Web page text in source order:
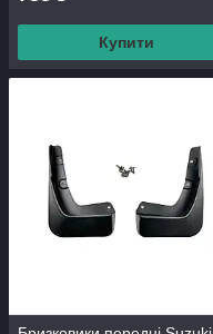
Купити